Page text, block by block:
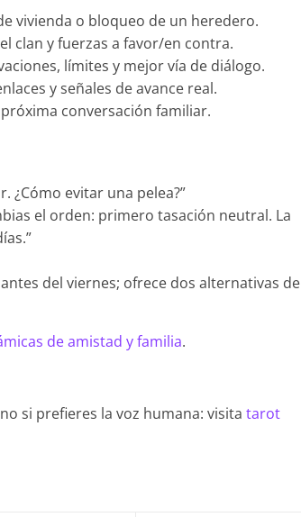
vivienda o bloqueo de un heredero.
clan y fuerzas a favor/en contra.
límites y mejor vía de diálogo.
y señales de avance real.
conversación familiar.
¿Cómo evitar una pelea?”
el orden: primero tasación neutral. La
del viernes; ofrece dos alternativas de
de amistad y familia.
si prefieres la voz humana: visita tarot